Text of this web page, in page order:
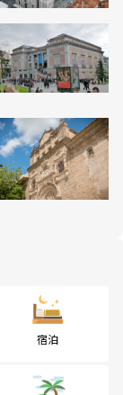
宿泊